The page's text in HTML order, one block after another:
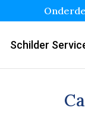
Schilder